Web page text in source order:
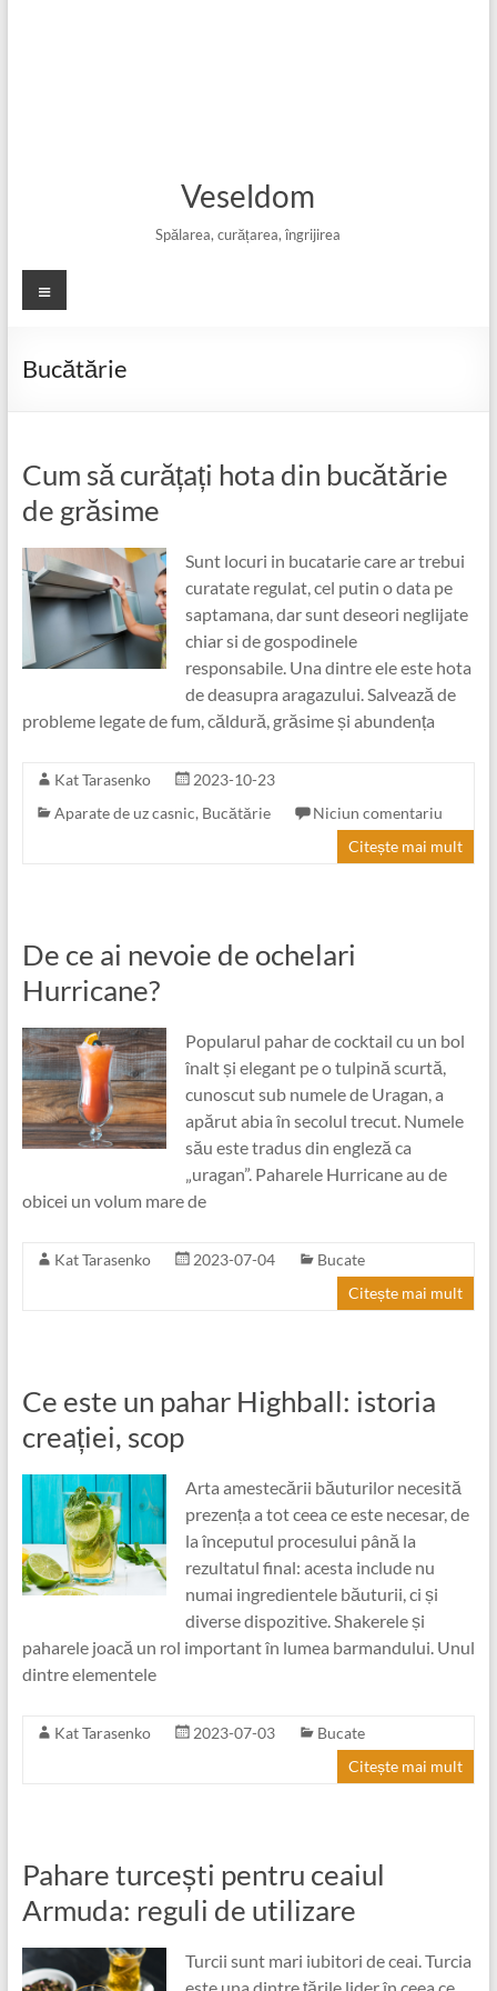
Veseldom
Spălarea, curățarea, îngrijirea
Meniu
Bucătărie
Cum să curățați hota din bucătărie
de grăsime
Sunt locuri in bucatarie care ar trebui
curatate regulat, cel putin o data pe
saptamana, dar sunt deseori neglijate
chiar si de gospodinele
responsabile. Una dintre ele este hota
de deasupra aragazului. Salvează de
probleme legate de fum, căldură, grăsime și abundența
Kat Tarasenko
2023-10-23
Aparate de uz casnic, Bucătărie
Niciun comentariu
Citește mai mult
De ce ai nevoie de ochelari
Hurricane?
Popularul pahar de cocktail cu un bol
înalt și elegant pe o tulpină scurtă,
cunoscut sub numele de Uragan, a
apărut abia în secolul trecut. Numele
său este tradus din engleză ca
„uragan”. Paharele Hurricane au de
obicei un volum mare de
Kat Tarasenko 2023-07-04
Bucate
Citește mai mult
Ce este un pahar Highball: istoria
creației, scop
Arta amestecării băuturilor necesită
prezența a tot ceea ce este necesar, de
la începutul procesului până la
rezultatul final: acesta include nu
numai ingredientele băuturii, ci și
diverse dispozitive. Shakerele și
paharele joacă un rol important în lumea barmandului. Unul
dintre elementele
Kat Tarasenko 2023-07-03
Bucate
Citește mai mult
Pahare turcești pentru ceaiul
Armuda: reguli de utilizare
Turcii sunt mari iubitori de ceai. Turcia